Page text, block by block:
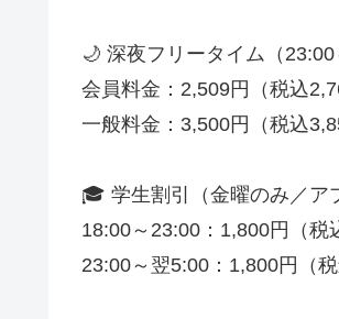
🌙 深夜フリータイム（
会員料金：2,509円（税込
一般料金：3,500円（税込
🎓 学生割引（金曜のみ／ア
18:00～23:00：1,800円（税
23:00～翌5:00：1,800円（税